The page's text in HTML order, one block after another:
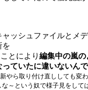
ッシュファイルとメ
を
とにより 編集中の嵐の
ていたに違いないん
やら取り付け直ししても変
～という奴で様子見をして